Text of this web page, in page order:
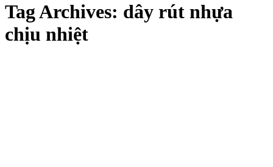
Tag Archives: dây rút nhựa
chịu nhiệt